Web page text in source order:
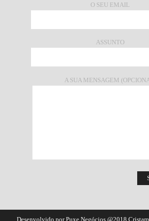
O SEU EMAIL
ASSUNTO
A SUA MENSAGEM
Desenvolvido por Puxe Negócios@2018